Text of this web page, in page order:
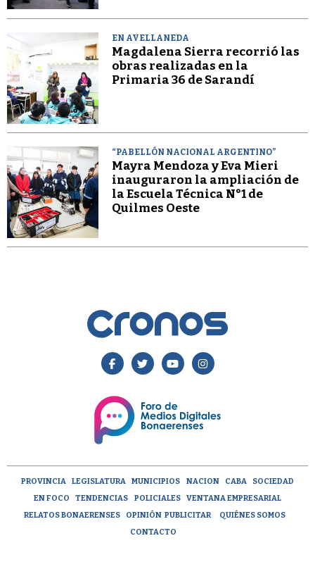
EN AVELLANEDA
Magdalena Sierra recorrió las
obras realizadas en la
Primaria 36 de Sarandí
“PABELLÓN NACIONAL ARGENTINO”
Mayra Mendoza y Eva Mieri
inauguraron la ampliación de
la Escuela Técnica N°1 de
Quilmes Oeste
PROVINCIA LEGISLATURA MUNICIPIOS NACION CABA
SOCIEDAD
EN FOCO
TENDENCIAS POLICIALES
VENTANA EMPRESARIAL
RELATOS BONAERENSES
OPINIÓN PUBLICITAR
QUIÉNES SOMOS
CONTACTO